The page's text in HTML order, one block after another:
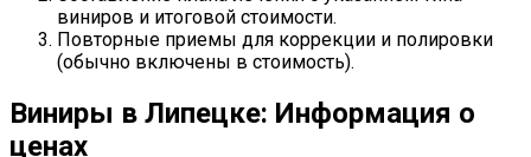
виниров и итоговой стоимости.
Повторные приемы для коррекции и полировки
(обычно включены в стоимость).
Виниры в Липецке: Информация о
ценах